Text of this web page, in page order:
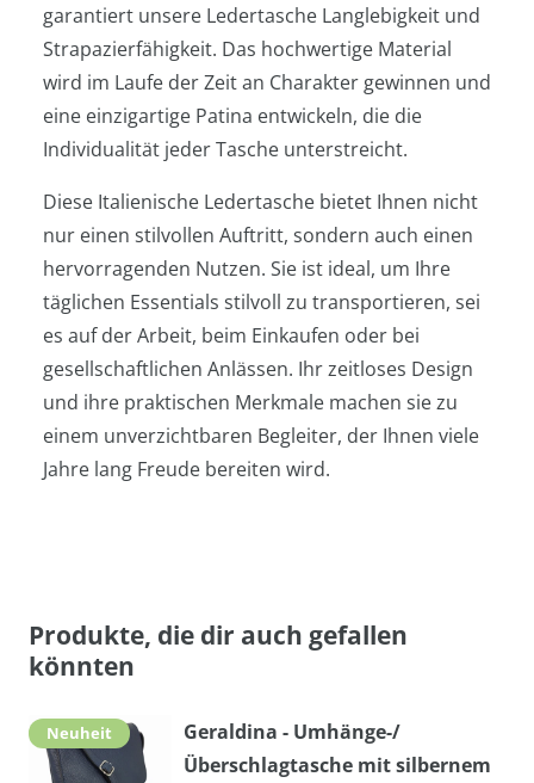
garantiert unsere Ledertasche Langlebigkeit und
Strapazierfähigkeit. Das hochwertige Material
wird im Laufe der Zeit an Charakter gewinnen und
eine einzigartige Patina entwickeln, die die
Individualität jeder Tasche unterstreicht.
Diese Italienische Ledertasche bietet Ihnen nicht
nur einen stilvollen Auftritt, sondern auch einen
hervorragenden Nutzen. Sie ist ideal, um Ihre
täglichen Essentials stilvoll zu transportieren, sei
es auf der Arbeit, beim Einkaufen oder bei
gesellschaftlichen Anlässen. Ihr zeitloses Design
und ihre praktischen Merkmale machen sie zu
einem unverzichtbaren Begleiter, der Ihnen viele
Jahre lang Freude bereiten wird.
Produkte, die dir auch gefallen
könnten
Neuheit
Geraldina - Umhänge-/
Überschlagtasche mit silbernem